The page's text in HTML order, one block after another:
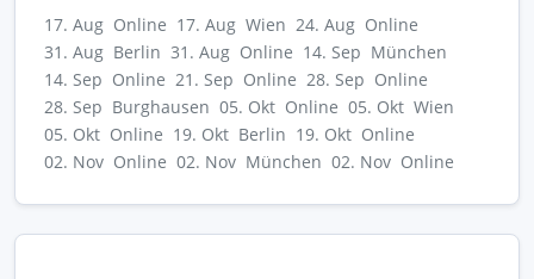
17. Aug Online 17. Aug Wien 24. Aug Online
31. Aug Berlin 31. Aug Online 14. Sep München
14. Sep Online 21. Sep Online 28. Sep Online
28. Sep Burghausen 05. Okt Online 05. Okt Wien
05. Okt Online 19. Okt Berlin 19. Okt Online
02. Nov Online 02. Nov München 02. Nov Online